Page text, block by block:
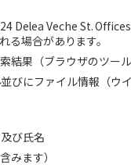
24 Delea Veche St.
る場合があります。
結果（ブラウザのツー
びにファイル情報（ウ
び氏名
みます）